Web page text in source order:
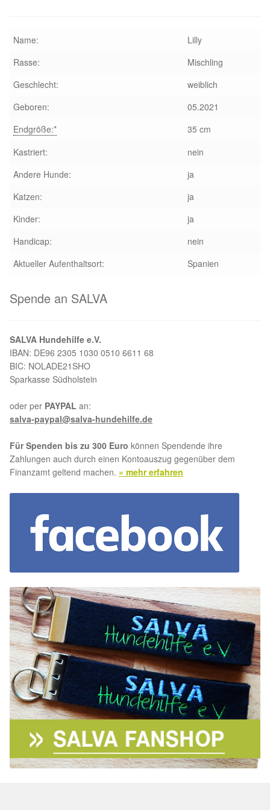
Leishmaniose
Qualzucht bei Hunden
Sonderfarben bei Hunden
Zwingerhusten
Info Broschüre – SALVA Hundehilfe e.V.
Happy End Stories
Regenbogenbrücke
Aktuelles
SALVA News
Kreativprojekte
Unsere Partnertierheime
Partnertierheim La Linea in Spanien
Updates „Hilfe La Linea“
Partnertierheim in Bulgarien
Partnertierheim in Polen
Name:
Lilly
Rasse:
Mischling
Geschlecht:
weiblich
Geboren:
05.2021
Endgröße:*
35 cm
Kastriert:
nein
Andere Hunde:
ja
Katzen:
ja
Kinder:
ja
Handicap:
nein
Aktueller Aufenthaltsort:
Spanien
Spende an SALVA
SALVA Hundehilfe e.V.
IBAN: DE96 2305 1030 0510 6611 68
BIC: NOLADE21SHO
Sparkasse Südholstein
oder per PAYPAL an:
salva-paypal@salva-hundehilfe.de
Für Spenden bis zu 300 Euro können Spendende ihre
Zahlungen auch durch einen Kontoauszug gegenüber dem
Finanzamt geltend machen. » mehr erfahren